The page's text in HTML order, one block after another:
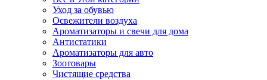
Уход за обувью
Освежители воздуха
Ароматизаторы и свечи для дома
Антистатики
Ароматизаторы для авто
Зоотовары
Чистящие средства